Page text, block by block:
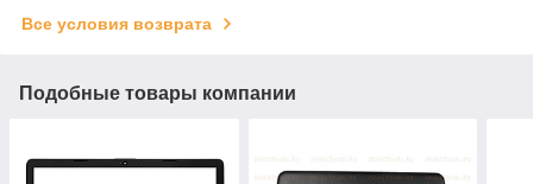
Все условия возврата
Подобные товары компании